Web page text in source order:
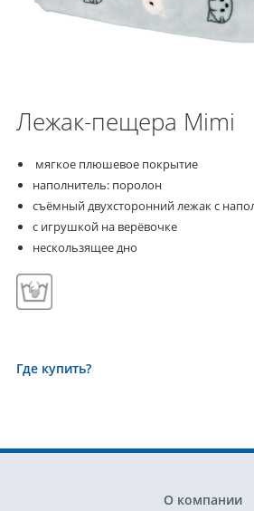
Лежак-пещера Mimi
мягкое плюшевое покрытие
наполнитель: поролон
съёмный двухсторонний лежак с
с игрушкой на верёвочке
нескользящее дно
Где купить?
О компании